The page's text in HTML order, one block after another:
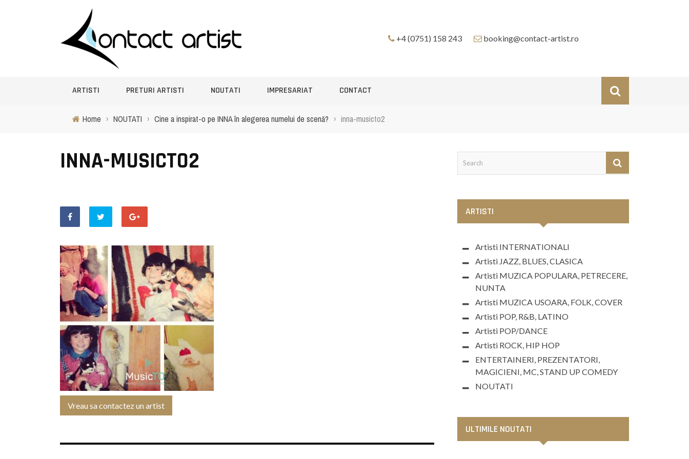
+4 (0751) 158 243 booking@contact-artist.ro
ARTISTI PRETURI ARTISTI NOUTATI IMPRESARIAT CONTACT
Home › NOUTATI › Cine a inspirat-o pe INNA în alegerea numelui de scenă? › inna-musicto2
INNA-MUSICTO2
Vreau sa contactez un artist
ARTISTI
Artisti INTERNATIONALI
Artisti JAZZ, BLUES, CLASICA
Artisti MUZICA POPULARA, PETRECERE,
NUNTA
Artisti MUZICA USOARA, FOLK, COVER
Artisti POP, R&B, LATINO
Artisti POP/DANCE
Artisti ROCK, HIP HOP
ENTERTAINERI, PREZENTATORI,
MAGICIENI, MC, STAND UP COMEDY
NOUTATI
ULTIMILE NOUTATI